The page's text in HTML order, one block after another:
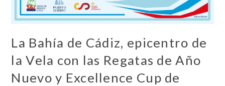
La Bahía de Cádiz, epicentro de
la Vela con las Regatas de Año
Nuevo y Excellence Cup de